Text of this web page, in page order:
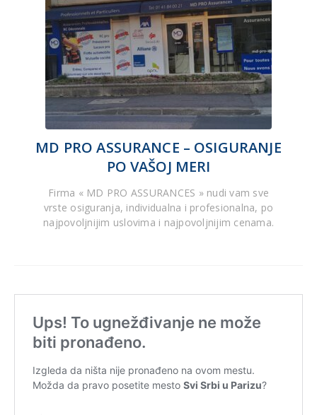
MD PRO ASSURANCE – OSIGURANJE
PO VAŠOJ MERI
Firma « MD PRO ASSURANCES » nudi vam sve
vrste osiguranja, individualna i profesionalna, po
najpovoljnijim uslovima i najpovoljnijim cenama.